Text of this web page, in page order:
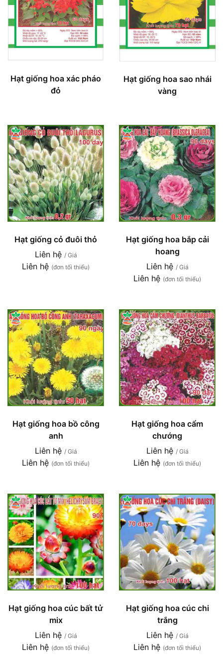
Hạt giống hoa xác pháo
đỏ
Hạt giống hoa sao nhái
vàng
Hạt giống cỏ đuôi thỏ
Liên hệ / Giá
Liên hệ (đơn tối thiểu)
Hạt giống hoa bắp cải
hoang
Liên hệ / Giá
Liên hệ (đơn tối thiểu)
Hạt giống hoa bồ công
anh
Liên hệ / Giá
Liên hệ (đơn tối thiểu)
Hạt giống hoa cẩm
chướng
Liên hệ / Giá
Liên hệ (đơn tối thiểu)
Hạt giống hoa cúc bất tử
mix
Liên hệ / Giá
Liên hệ (đơn tối thiểu)
Hạt giống hoa cúc chi
trắng
Liên hệ / Giá
Liên hệ (đơn tối thiểu)